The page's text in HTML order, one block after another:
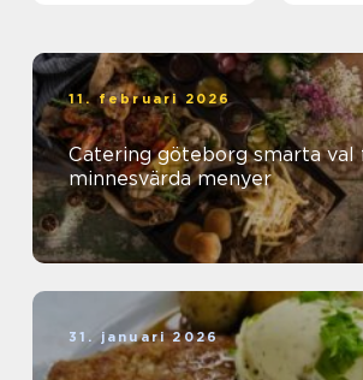
11. februari 2026
Catering göteborg smarta val för
minnesvärda menyer
31. januari 2026